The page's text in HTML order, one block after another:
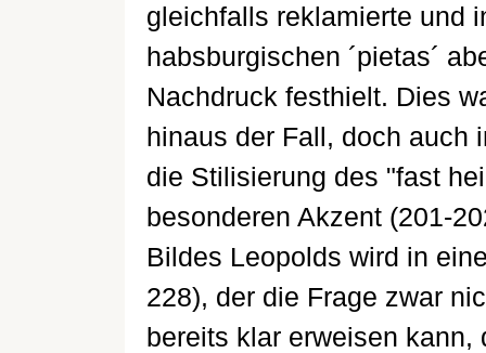
gleichfalls reklamierte und
habsburgischen ´pietas´
Nachdruck festhielt. Dies
hinaus der Fall, doch auch
die Stilisierung des "fast
besonderen Akzent (201-
Bildes Leopolds wird in
228), der die Frage zwar
bereits klar erweisen